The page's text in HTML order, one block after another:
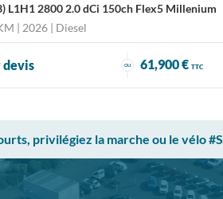
L1H1 2800 2.0 dCi 150ch Flex5 Millenium
| 2026 | Diesel
devis ou 61,900 € TTC
privilégiez la marche ou le vélo